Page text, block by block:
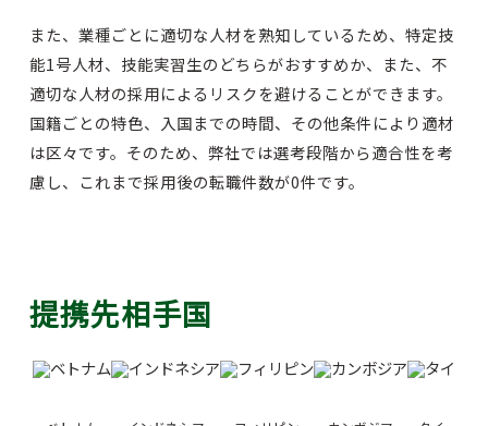
また、業種ごとに適切な人材を熟知しているため、特定技
能1号人材、技能実習生のどちらがおすすめか、また、不
適切な人材の採用によるリスクを避けることができます。
国籍ごとの特色、入国までの時間、その他条件により適材
は区々です。そのため、弊社では選考段階から適合性を考
慮し、これまで採用後の転職件数が0件です。
提携先相手国